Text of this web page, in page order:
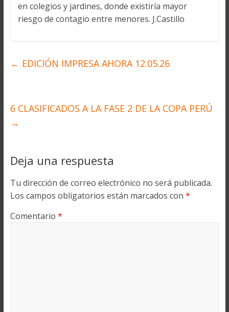
en colegios y jardines, donde existiría mayor
riesgo de contagio entre menores. J.Castillo
← EDICIÓN IMPRESA AHORA 12.05.26
6 CLASIFICADOS A LA FASE 2 DE LA COPA PERÚ
→
Deja una respuesta
Tu dirección de correo electrónico no será publicada.
Los campos obligatorios están marcados con *
Comentario *